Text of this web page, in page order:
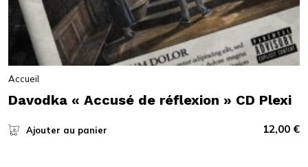
Accueil
Davodka « Accusé de réflexion » CD Plexi
Ajouter au panier 12,00 €